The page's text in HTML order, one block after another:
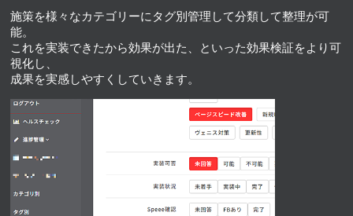
施策を様々なカテゴリーにタグ別管理して分類して整理が可
能。
これを実装できたから効果が出た、といった効果検証をより可
視化し、
成果を実感しやすくしていきます。